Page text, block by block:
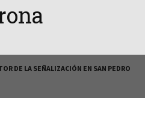
DE LA SEÑALIZACIÓN EN SAN PEDRO